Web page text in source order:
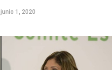
junio 1, 2020